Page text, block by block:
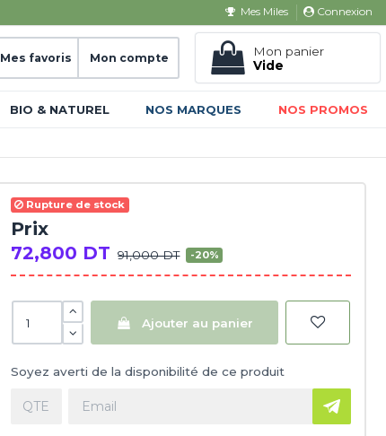
Mes Miles Connexion
Mes favoris Mon compte
Mon panier
Vide
BIO & NATUREL NOS MARQUES NOS PROMOS
Rupture de stock
Prix
72,800 DT 91,000 DT -20%
Ajouter au panier
Soyez averti de la disponibilité de ce produit